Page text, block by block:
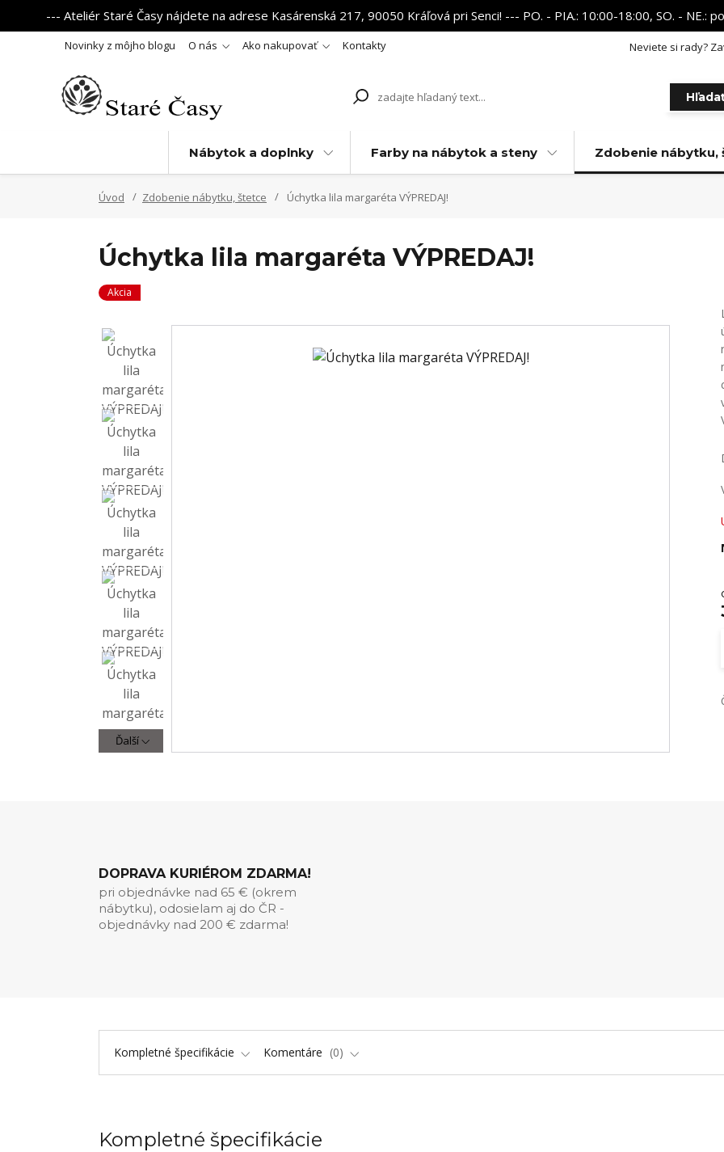
--- Ateliér Staré Časy nájdete na adrese Kasárenská 217, 90050 Kráľová pri Senci! --- PO. - PIA.: 10:00-18:00, SO. -
Novinky z môjho blogu O nás Ako nakupovať Kontakty Neviete si rady?
Nábytok a doplnky Farby na nábytok a steny Zdobenie nábytku,
Úvod Zdobenie nábytku, štetce Úchytka lila margaréta VÝPREDAJ!
Úchytka lila margaréta VÝPREDAJ!
Akcia
Ďalší
DOPRAVA KURIÉROM ZDARMA!
pri objednávke nad 65 € (okrem
nábytku), odosielam aj do ČR -
objednávky nad 200 € zdarma!
Kompletné špecifikácie Komentáre 0
Kompletné špecifikácie